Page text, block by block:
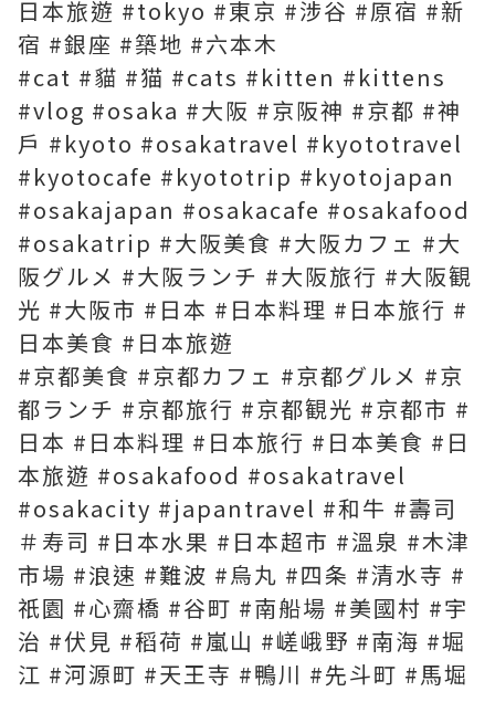
日本旅遊 #tokyo #東京 #涉谷 #原宿 #新
宿 #銀座 #築地 #六本木
#cat #貓 #猫 #cats #kitten #kittens
#vlog #osaka #大阪 #京阪神 #京都 #神
戶 #kyoto #osakatravel #kyototravel
#kyotocafe #kyototrip #kyotojapan
#osakajapan #osakacafe #osakafood
#osakatrip #大阪美食 #大阪カフェ #大
阪グルメ #大阪ランチ #大阪旅行 #大阪観
光 #大阪市 #日本 #日本料理 #日本旅行 #
日本美食 #日本旅遊
#京都美食 #京都カフェ #京都グルメ #京
都ランチ #京都旅行 #京都観光 #京都市 #
日本 #日本料理 #日本旅行 #日本美食 #日
本旅遊 #osakafood #osakatravel
#osakacity #japantravel #和牛 #壽司
＃寿司 #日本水果 #日本超市 #溫泉 #木津
市場 #浪速 #難波 #烏丸 #四条 #清水寺 #
祇園 #心齋橋 #谷町 #南船場 #美國村 #宇
治 #伏見 #稻荷 #嵐山 #嵯峨野 #南海 #堀
江 #河源町 #天王寺 #鴨川 #先斗町 #馬堀